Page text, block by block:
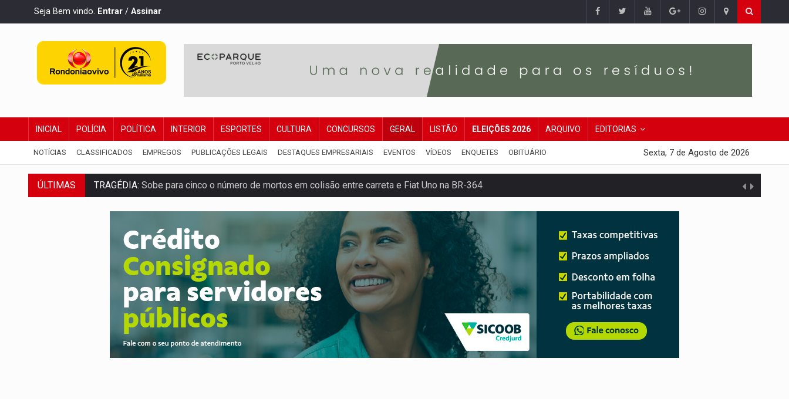
Seja Bem vindo. Entrar / Assinar
INICIAL POLÍCIA POLÍTICA INTERIOR ESPORTES CULTURA CONCURSOS GERAL LISTÃO ELEIÇÕES 2026 ARQUIVO EDITORIAS
NOTÍCIAS CLASSIFICADOS EMPREGOS PUBLICAÇÕES LEGAIS DESTAQUES EMPRESARIAIS EVENTOS VÍDEOS ENQUETES OBITUÁRIO Sexta, 7 de Agosto de 2026
ÚLTIMAS TRAGÉDIA: Sobe para cinco o número de mortos em colisão entre carreta e Fiat Uno na BR-364
TRANSPORTE DE ARROZ:MPF assegura cumprimento da legislação sobre transporte de cargas por empresa
DEEPFAKE: Sancionada lei contra violência sexual infantil na internet e via IA
COLEGIADO: Brasil e Rússia discutem energia nuclear, defesa e ciência em Brasília
URGENTE:Colisão entre caminhão e carro deixa quatro mortos e um em estado grave na BR
ENCONTRO:Amazônia Negra ganha projeção nacional com participação de Marcela Bonfim
PREVISÃO:Porto Velho tem chances de chuvas isoladas nesta sexta-feira (7)
SINDICATOS UNIDOS:Assembleia Geral delibera greve da educação municipal em Porto Velho